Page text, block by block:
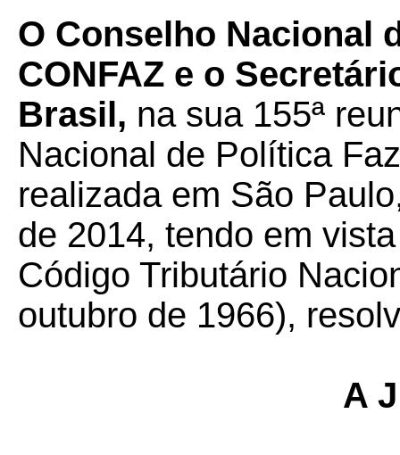
O Conselho Nacional
CONFAZ e o
Brasil, na sua 155ª
Nacional de Política
realizada em São
de 2014, tendo em
Código Tributário
outubro de 1966),
A